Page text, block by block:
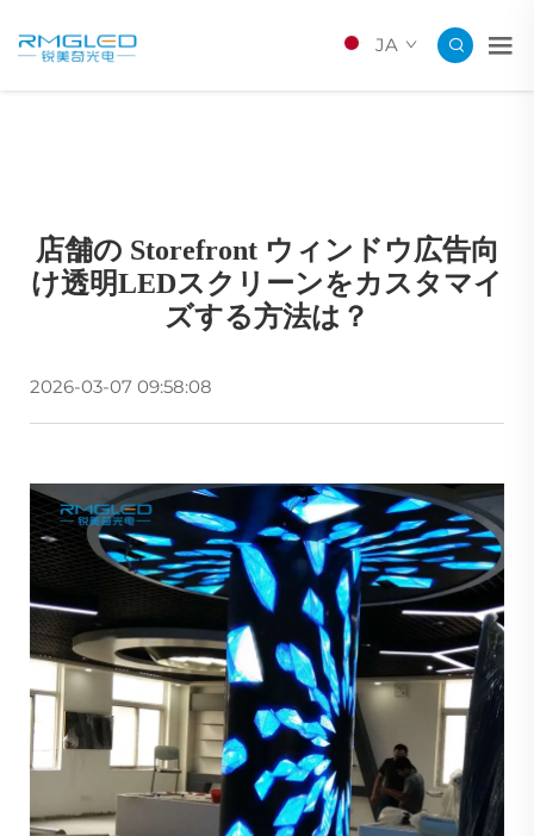
JA
店舗の Storefront ウィンドウ広告向
け透明LEDスクリーンをカスタマイ
ズする方法は？
2026-03-07 09:58:08